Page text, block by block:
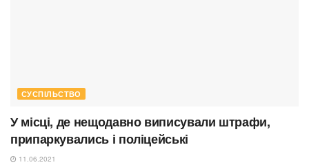
СУСПІЛЬСТВО
У місці, де нещодавно виписували штрафи,
припаркувались і поліцейські
11.06.2021